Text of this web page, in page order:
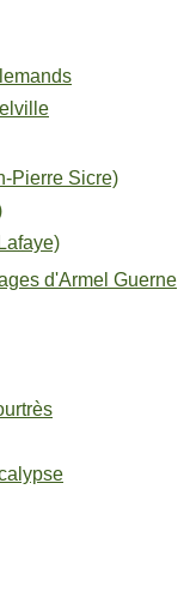
Pierre Sicre)
d'Armel Guerne